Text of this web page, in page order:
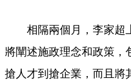
相隔兩個月，李家超
將闡述施政理念和政策，
搶人才到搶企業，而且將